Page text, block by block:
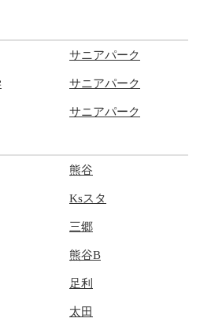
サニアパーク
サニアパーク
サニアパーク
熊谷
Ksスタ
三郷
熊谷B
足利
太田